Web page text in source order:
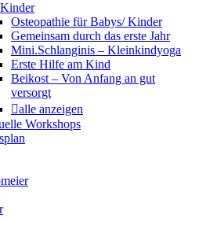
Osteopathie für Babys/ Kinder
Gemeinsam durch das erste Jahr
Mini.Schlanginis – Kleinkindyoga
Erste Hilfe am Kind
Beikost – Von Anfang an gut
versorgt
alle anzeigen
Workshops